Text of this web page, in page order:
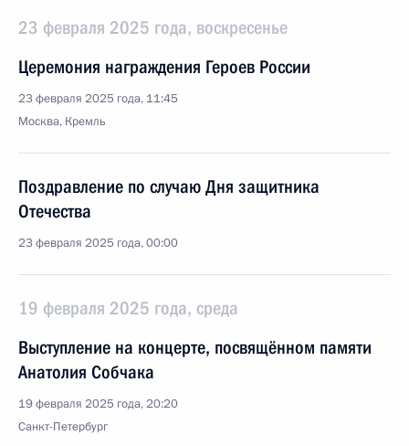
23 февраля 2025 года, воскресенье
Церемония награждения Героев России
23 февраля 2025 года, 11:45
Москва, Кремль
Поздравление по случаю Дня защитника
Отечества
23 февраля 2025 года, 00:00
19 февраля 2025 года, среда
Выступление на концерте, посвящённом памяти
Анатолия Собчака
19 февраля 2025 года, 20:20
Санкт-Петербург